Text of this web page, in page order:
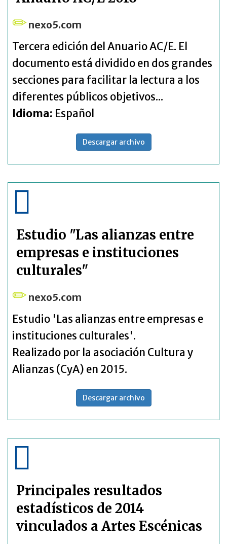
nexo5.com
Tercera edición del Anuario AC/E. El
documento está dividido en dos grandes
secciones para facilitar la lectura a los
diferentes públicos objetivos...
Idioma: Español
Descargar archivo
Estudio "Las alianzas entre
empresas e instituciones
culturales"
nexo5.com
Estudio 'Las alianzas entre empresas e
instituciones culturales'.
Realizado por la asociación Cultura y
Alianzas (CyA) en 2015.
Descargar archivo
Principales resultados
estadísticos de 2014
vinculados a Artes Escénicas